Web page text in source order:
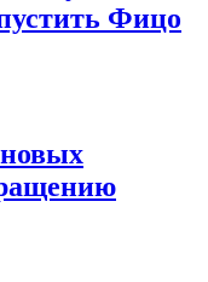
Фицо
новых